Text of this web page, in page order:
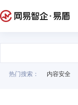
热门搜索： 内容安全